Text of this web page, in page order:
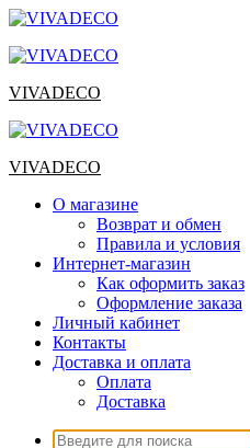
Перейти
содержимому
VIVADECO
VIVADECO
О магазине
Возврат и обмен
Правила и условия
Интернет-магазин
Как оформить заказ
Оформление заказа
Личный кабинет
Контакты
Доставка и оплата
Оплата
Доставка
Искать: